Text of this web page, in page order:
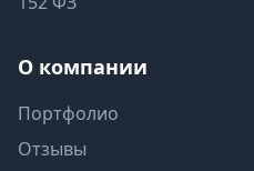
О компании
Портфолио
Отзывы